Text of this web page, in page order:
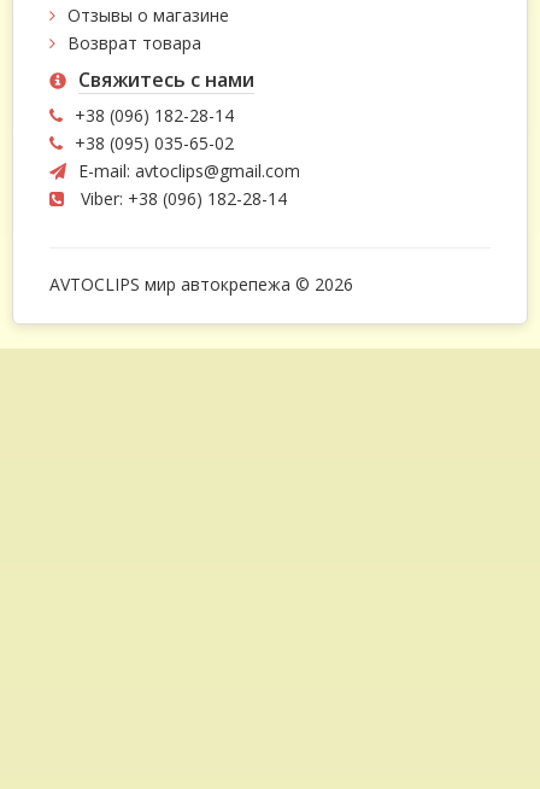
Отзывы о магазине
Возврат товара
Свяжитесь с нами
+38 (096) 182-28-14
+38 (095) 035-65-02
E-mail: avtoclips@gmail.com
Viber: +38 (096) 182-28-14
AVTOCLIPS мир автокрепежа © 2026